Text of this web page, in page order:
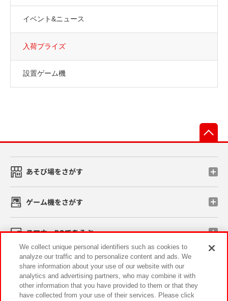
イベント&ニュース
入荷プライズ
設置ゲーム機
あそび場をさがす
ゲーム機をさがす
スマホ・PCであそぶ
イベント・キャンペーン
We collect unique personal identifiers such as cookies to
analyze our traffic and to personalize content and ads. We
share information about your use of our website with our
analytics and advertising partners, who may combine it with
other information that you have provided to them or that they
have collected from your use of their services. Please click